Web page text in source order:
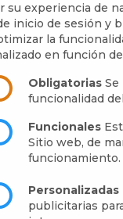
su experiencia de
inicio de sesión y
la
en función
Obligatorias Se
funcionalidad
Funcionales
Sitio web, de
funcionamiento.
Personalizadas
publicitarias